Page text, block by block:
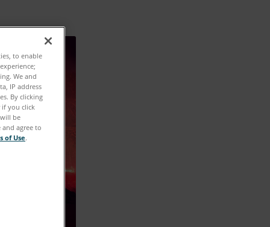
to enable
We and
IP address
By clicking
if you click
be
and agree to
of Use.